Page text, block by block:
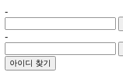
-
-
아이디 찾기